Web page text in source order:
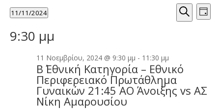
Events
for
11
Νοεμβρίου,
2024
Events
Search
Search
Day
11/11/2024
date.
9:30 μμ
Β΄ Εθνική Κατηγορία – Εθνικό
Περιφερειακό Πρωτάθλημα
Γυναικών 21:45 ΑΟ Άνοιξης vs ΑΣ
Νίκη Αμαρουσίου
11 Νοεμβρίου, 2024 @ 9:30 μμ - 11:30 μμ